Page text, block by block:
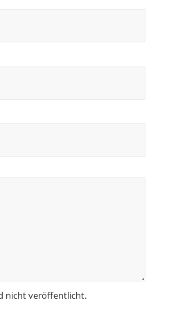
nicht veröffentlicht.